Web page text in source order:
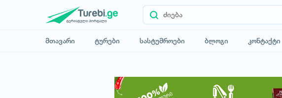
მთავარი ტურები სასტუმროები ბლოგი კონტაქტი